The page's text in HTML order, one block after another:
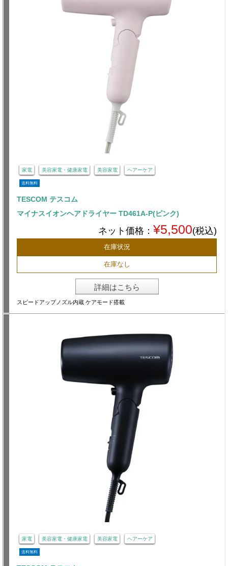
家電 美容家電・健康家電 美容家電 ヘアーケア
送料無料
TESCOM テスコム
マイナスイオンヘアドライヤー TD461A-P(ピンク)
ネット価格： ¥5,500(税込)
在庫状況
在庫なし
詳細はこちら
スピードアップノズル内蔵 ケアモード搭載
家電 美容家電・健康家電 美容家電 ヘアーケア
送料無料